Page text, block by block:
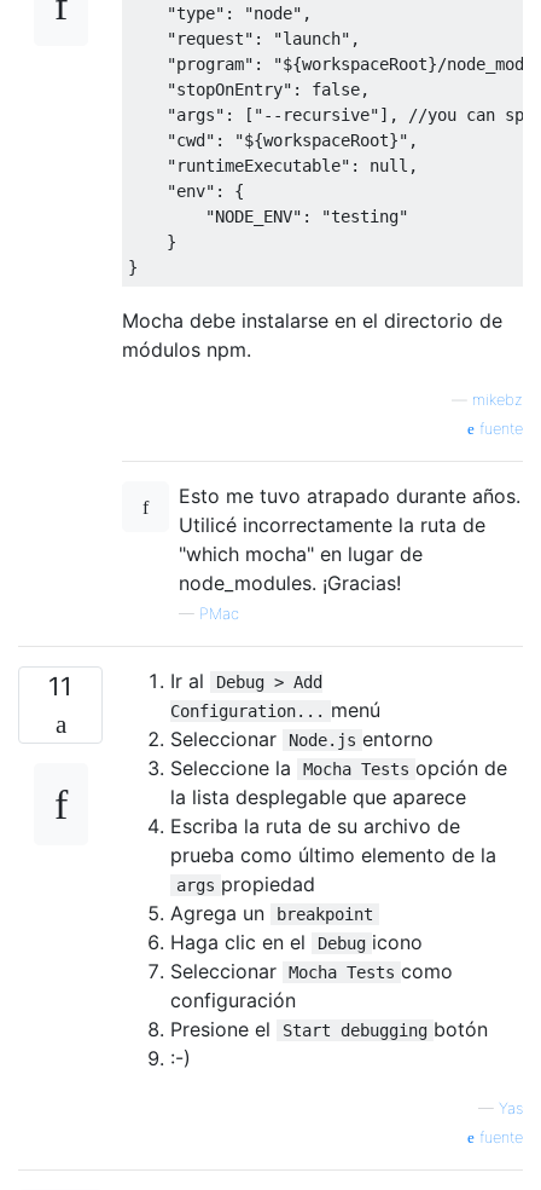
"type" : "node" ,
"request" : "launch" ,
"program" :
"${workspaceRoot}/
"stopOnEntry" : false,
"args" : [ "--recursive"],
//you can
"cwd" : "${workspaceRoot}" ,
"runtimeExecutable" : null ,
"env" :
{
"NODE_ENV" :
"testing"
}
}
Mocha debe instalarse en el directorio de
módulos npm.
mikebz
fuente
Esto me tuvo atrapado durante años.
Utilicé incorrectamente la ruta de
"which mocha" en lugar de
node_modules. ¡Gracias!
— PMac
11 Ir al
Debug > Add
Configuration... menú
Seleccionar
Node.js entorno
Seleccione la
Mocha Tests opción de
la lista desplegable que aparece
Escriba la ruta de su archivo de
prueba como último elemento de la
args propiedad
Agrega un
breakpoint
Haga clic en el Debug icono
Seleccionar
Mocha Tests como
configuración
Presione el
Start debugging botón
:-)
— Yas
fuente